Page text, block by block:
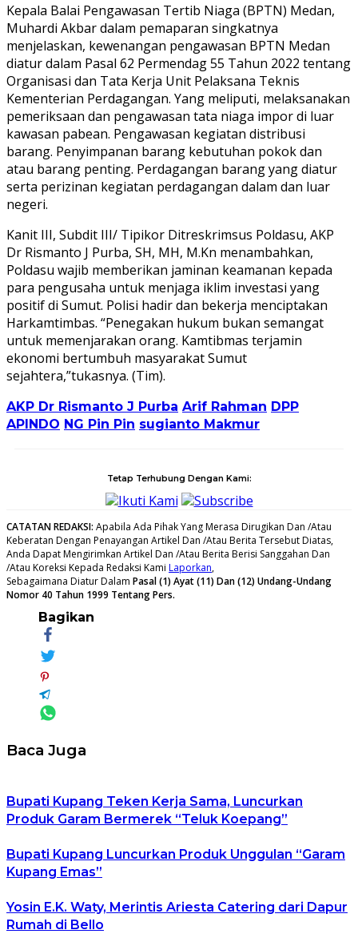
Kepala Balai Pengawasan Tertib Niaga (BPTN) Medan,
Muhardi Akbar dalam pemaparan singkatnya
menjelaskan, kewenangan pengawasan BPTN Medan
diatur dalam Pasal 62 Permendag 55 Tahun 2022 tentang
Organisasi dan Tata Kerja Unit Pelaksana Teknis
Kementerian Perdagangan. Yang meliputi, melaksanakan
pemeriksaan dan pengawasan tata niaga impor di luar
kawasan pabean. Pengawasan kegiatan distribusi
barang. Penyimpanan barang kebutuhan pokok dan
atau barang penting. Perdagangan barang yang diatur
serta perizinan kegiatan perdagangan dalam dan luar
negeri.
Kanit III, Subdit III/ Tipikor Ditreskrimsus Poldasu, AKP
Dr Rismanto J Purba, SH, MH, M.Kn menambahkan,
Poldasu wajib memberikan jaminan keamanan kepada
para pengusaha untuk menjaga iklim investasi yang
positif di Sumut. Polisi hadir dan bekerja menciptakan
Harkamtimbas. “Penegakan hukum bukan semangat
untuk memenjarakan orang. Kamtibmas terjamin
ekonomi bertumbuh masyarakat Sumut
sejahtera,”tukasnya. (Tim).
AKP Dr Rismanto J Purba Arif Rahman DPP
APINDO NG Pin Pin sugianto Makmur
Tetap Terhubung Dengan Kami:
Ikuti Kami Subscribe
CATATAN REDAKSI: Apabila Ada Pihak Yang Merasa Dirugikan Dan /Atau
Keberatan Dengan Penayangan Artikel Dan /Atau Berita Tersebut Diatas,
Anda Dapat Mengirimkan Artikel Dan /Atau Berita Berisi Sanggahan Dan
/Atau Koreksi Kepada Redaksi Kami Laporkan,
Sebagaimana Diatur Dalam Pasal (1) Ayat (11) Dan (12) Undang-Undang
Nomor 40 Tahun 1999 Tentang Pers.
Bagikan
Baca Juga
Bupati Kupang Teken Kerja Sama, Luncurkan
Produk Garam Bermerek “Teluk Koepang”
Bupati Kupang Luncurkan Produk Unggulan “Garam
Kupang Emas”
Yosin E.K. Waty, Merintis Ariesta Catering dari Dapur
Rumah di Bello